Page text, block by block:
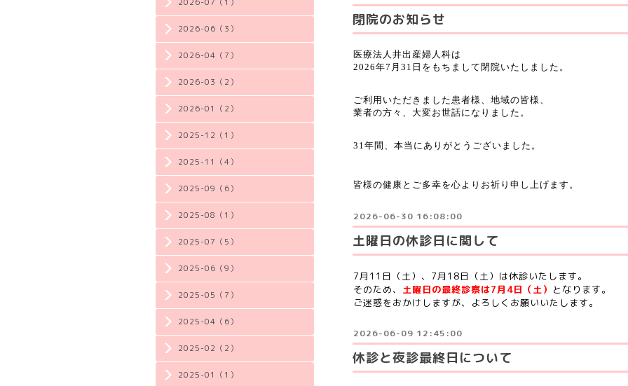
2026-06（3）
2026-04（7）
2026-03（2）
2026-01（2）
2025-12（1）
2025-11（4）
2025-09（6）
2025-08（1）
2025-07（5）
2025-06（9）
2025-05（7）
2025-04（6）
2025-02（2）
2025-01（1）
閉院のお知らせ
医療法人井出産婦人科は
2026年7月31日をもちまして閉院いたしました。
ご利用いただきました患者様、地域の皆様、
業者の方々、大変お世話になりました。
31年間、本当にありがとうございました。
皆様の健康とご多幸を心よりお祈り申し上げます。
2026-06-30 16:08:00
土曜日の休診日に関して
7月11日（土）、7月18日（土）は休診いたします。
そのため、 土曜日の最終診察は7月4日（土） となります。
ご迷惑をおかけしますが、よろしくお願いいたします。
2026-06-09 12:45:00
休診と夜診最終日について